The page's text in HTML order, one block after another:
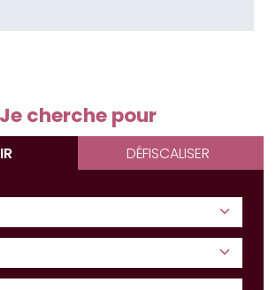
Je cherche pour
DÉFISCALISER